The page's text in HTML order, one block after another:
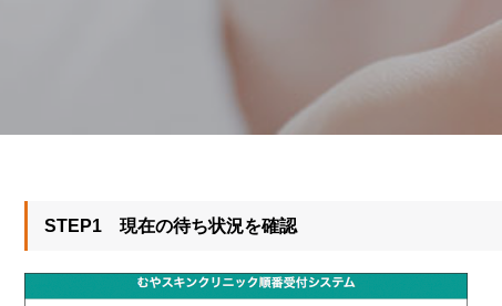
STEP1 現在の待ち状況を確認